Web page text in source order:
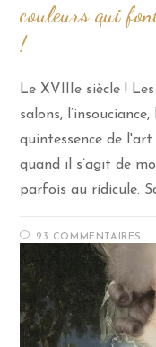
couleurs qui
!
Le XVIIIe siècle !
salons,
quintessence de
quand il s’agit de
parfois au ridicule.
23 COMMENTAIRES